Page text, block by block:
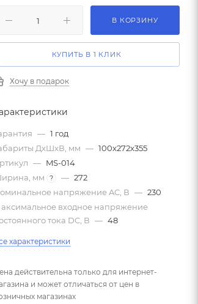
В КОРЗИНУ
КУПИТЬ В 1 КЛИК
Хочу в подарок
— 1 год
ДxШxВ, мм — 100x272x355
— MS-014
мм
? — 272
напряжение AC, В — 230
входное напряжение
тока DC, В — 48
характеристики
действительна только для интернет-
и может отличаться от цен в
магазинах